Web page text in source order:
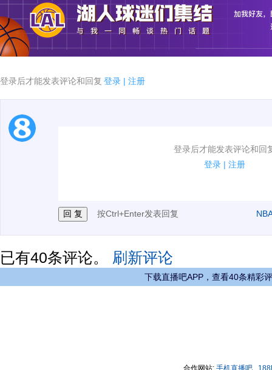
登录后才能发表评论和回复 登录 | 注册
登录后才能发表评论和回
登录 | 注册
1.电脑端新用户可以发表评论了！
按Ctrl+Enter发表回复
已有40条评论。 刷新评论
下载直播吧APP，查看40条精彩
合作网站: 手机直播吧